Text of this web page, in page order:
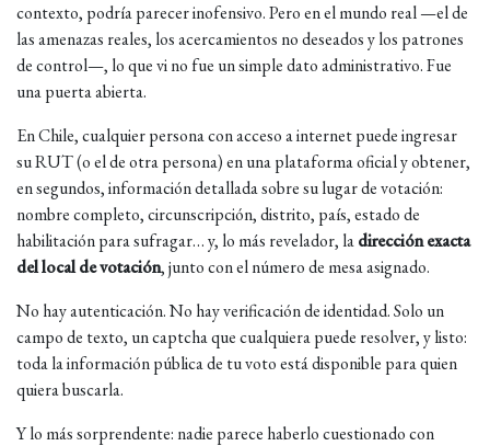
contexto, podría parecer inofensivo. Pero en el mundo real —el de
las amenazas reales, los acercamientos no deseados y los patrones
de control—, lo que vi no fue un simple dato administrativo. Fue
una puerta abierta.
En Chile, cualquier persona con acceso a internet puede ingresar
su RUT (o el de otra persona) en una plataforma oficial y obtener,
en segundos, información detallada sobre su lugar de votación:
nombre completo, circunscripción, distrito, país, estado de
habilitación para sufragar… y, lo más revelador, ladirección exacta
del local de votación, junto con el número de mesa asignado.
No hay autenticación. No hay verificación de identidad. Solo un
campo de texto, un captcha que cualquiera puede resolver, y listo:
toda la información pública de tu voto está disponible para quien
quiera buscarla.
Y lo más sorprendente: nadie parece haberlo cuestionado con